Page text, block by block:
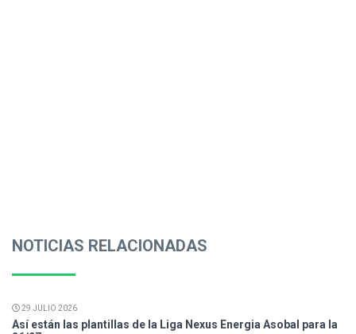
NOTICIAS RELACIONADAS
29 JULIO 2026
Así están las plantillas de la Liga Nexus Energia Asobal para la